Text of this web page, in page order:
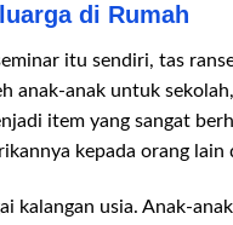
di Rumah
itu sendiri, tas
anak-anak untuk
item yang sangat
kepada orang
kalangan usia. Anak-